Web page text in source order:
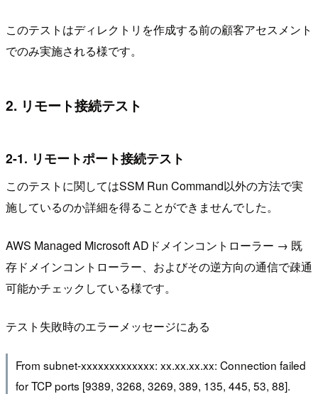
このテストはディレクトリを作成する前の顧客アセスメント
でのみ実施される様です。
2. リモート接続テスト
2-1. リモートポート接続テスト
このテストに関してはSSM Run Command以外の方法で実
施しているのか詳細を得ることができませんでした。
AWS Managed Microsoft ADドメインコントローラー → 既
存ドメインコントローラー、およびその逆方向の通信で疎通
可能かチェックしている様です。
テスト失敗時のエラーメッセージにある
From subnet-xxxxxxxxxxxxx: xx.xx.xx.xx: Connection failed
for TCP ports [9389, 3268, 3269, 389, 135, 445, 53, 88].